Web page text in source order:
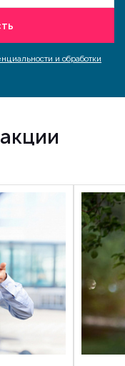
и обработки